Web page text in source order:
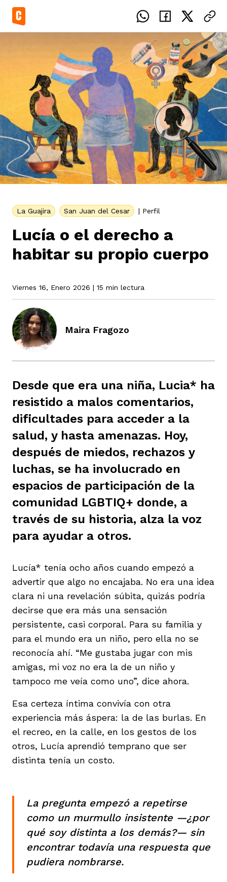
La Guajira San Juan del Cesar | Perfil
Lucía o el derecho a
habitar su propio cuerpo
Viernes 16, Enero 2026 | 15 min lectura
Maira Fragozo
Desde que era una niña, Lucia* ha
resistido a malos comentarios,
dificultades para acceder a la
salud, y hasta amenazas. Hoy,
después de miedos, rechazos y
luchas, se ha involucrado en
espacios de participación de la
comunidad LGBTIQ+ donde, a
través de su historia, alza la voz
para ayudar a otros.
Lucía* tenía ocho años cuando empezó a
advertir que algo no encajaba. No era una idea
clara ni una revelación súbita, quizás podría
decirse que era más una sensación
persistente, casi corporal. Para su familia y
para el mundo era un niño, pero ella no se
reconocía ahí. “Me gustaba jugar con mis
amigas, mi voz no era la de un niño y
tampoco me veía como uno”, dice ahora.
Esa certeza íntima convivía con otra
experiencia más áspera: la de las burlas. En
el recreo, en la calle, en los gestos de los
otros, Lucía aprendió temprano que ser
distinta tenía un costo.
La pregunta empezó a repetirse
como un murmullo insistente —¿por
qué soy distinta a los demás?— sin
encontrar todavía una respuesta que
pudiera nombrarse.
país
del Caguán
del Cesar
2023
Codazzi
de Atrato
Baja
del Cesar
Consonante
fórmula
principios
de estilo
equipo
periodistas locales